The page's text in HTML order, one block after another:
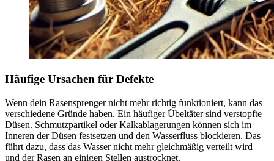
Häufige Ursachen für Defekte
Wenn dein Rasensprenger nicht mehr richtig funktioniert, kann das
verschiedene Gründe haben. Ein häufiger Übeltäter sind verstopfte
Düsen. Schmutzpartikel oder Kalkablagerungen können sich im
Inneren der Düsen festsetzen und den Wasserfluss blockieren. Das
führt dazu, dass das Wasser nicht mehr gleichmäßig verteilt wird
und der Rasen an einigen Stellen austrocknet.